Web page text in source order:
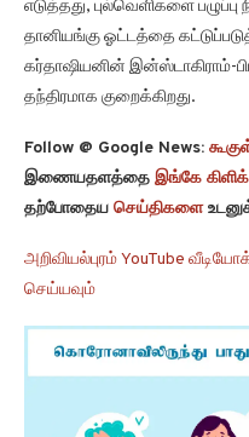
எடுத்தது, புல்வெளிகளை
தானியங்கு ஓட்டத்தை
கர்தாஷியனின் இன்ஸ்டாகிராம்-
தந்திரமாக குறைக்கிறது.
Follow @ Google News:
இணையதளத்தை இங்கே கிளிக்
தற்போதைய செய்திகளை
அறிவியல்புரம் YouTube
செய்யவும்